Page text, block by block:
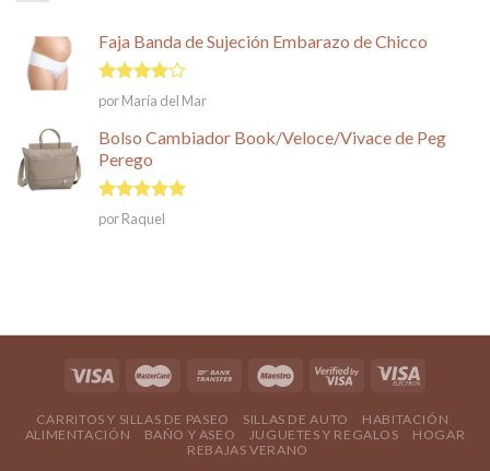
Faja Banda de Sujeción Embarazo de Chicco
Valorado
en
5
por María del Mar
Bolso Cambiador Book/Veloce/Vivace de Peg
Perego
Valorado en
5
de 5
por Raquel
CARRITOS Y SILLAS DE PASEO SILLAS DE AUTO
HABITACIÓN
ALIMENTACIÓN
BAÑO Y ASEO JUGUETES Y REGALOS
HOGAR
REBAJAS VERANO